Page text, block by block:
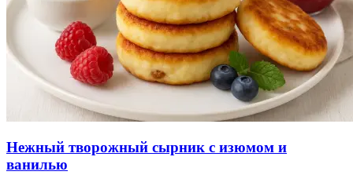
Нежный творожный сырник с изюмом и
ванилью